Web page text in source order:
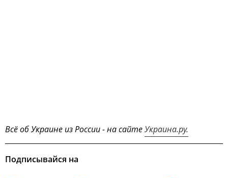
Всё об Украине из России - на сайтеУкраина.ру.
Подписывайся на